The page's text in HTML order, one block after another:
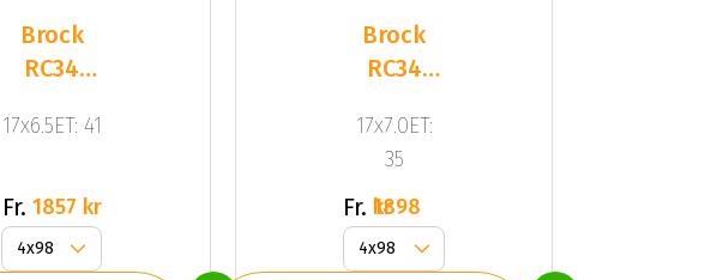
Brock
RC34
Silv
17x6.5ET: 41
Fr. 1857 kr
Brock
RC34
Black
17x7.0ET:
35
Fr. 1898 kr